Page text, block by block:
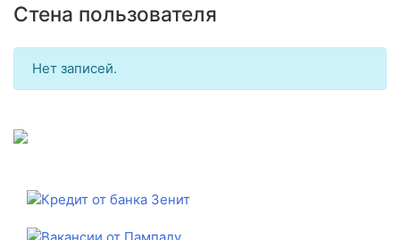
Стена пользователя
Нет записей.